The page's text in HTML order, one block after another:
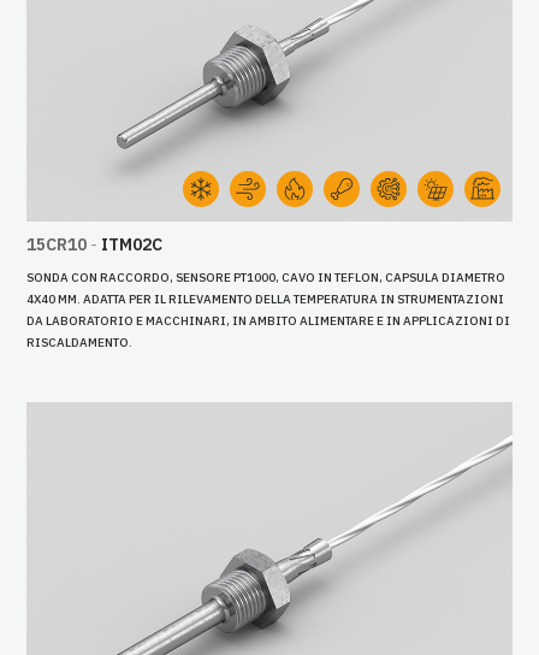
15CR10 - ITM02C
SONDA CON RACCORDO, SENSORE PT1000, CAVO IN TEFLON, CAPSULA DIAMETRO
4X40 MM. ADATTA PER IL RILEVAMENTO DELLA TEMPERATURA IN STRUMENTAZIONI
DA LABORATORIO E MACCHINARI, IN AMBITO ALIMENTARE E IN APPLICAZIONI DI
RISCALDAMENTO.